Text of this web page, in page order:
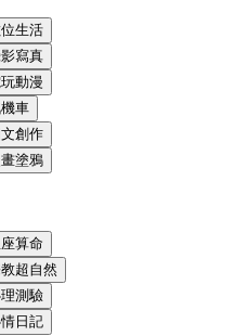
生活
寫真
動漫
車
文創作
塗鴉
算命
超自然
測驗
日記